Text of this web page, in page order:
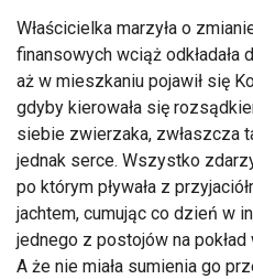
Właścicielka marzyła o
finansowych wciąż odkładała
aż w mieszkaniu pojawił się
gdyby kierowała się
siebie zwierzaka, zwłaszcza
jednak serce. Wszystko
po którym pływała z
jachtem, cumując co dzień w
jednego z postojów na
A że nie miała sumienia go